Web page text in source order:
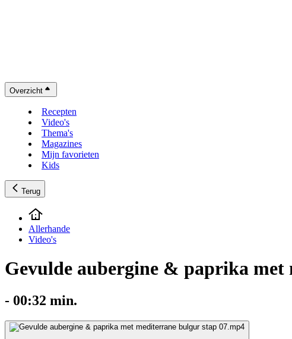
Overzicht
Recepten
Video's
Thema's
Magazines
Mijn favorieten
Kids
Terug
Allerhande
Video's
Gevulde aubergine & paprika
- 00:32 min.